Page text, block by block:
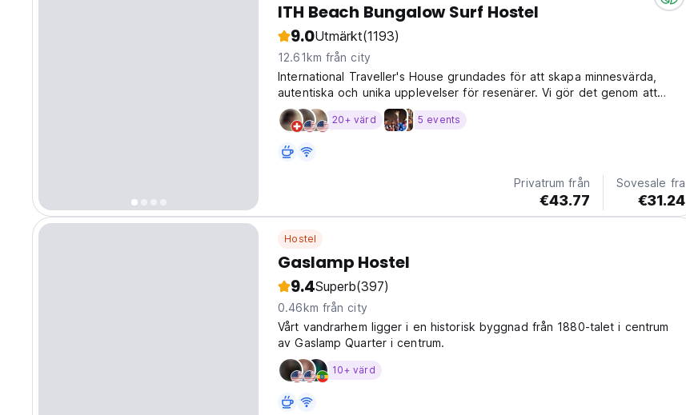
ITH Beach Bungalow Surf Hostel
9.0Utmärkt(1193)
12.61km från city
International Traveller's House grundades för att skapa minnesvärda,
autentiska och unika upplevelser för resenärer. Vi gör det genom att
ansluta våra gäster med lokal kultur, stadsdelar och äventyr. På vårt
vandrarhem har vi en passion för samhället och...
20+ värd 5 events
Privatrum från
€43.77
Sovesale fra
€31.24
Hostel
Gaslamp Hostel
9.4Superb(397)
0.46km från city
Vårt vandrarhem ligger i en historisk byggnad från 1880-talet i centrum
av Gaslamp Quarter i centrum.
10+ värd